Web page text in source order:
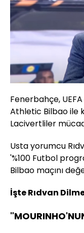
Fenerbahçe,
Athletic Bilbao ile
Lacivertliler
Usta yorumcu
'%100 Futbol
Bilbao maçını
İşte Rıdvan